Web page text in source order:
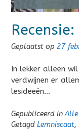
Geplaatst op 27
In lekker alleen
verdwijnen er
lesideeën…
Gepubliceerd in
Getagd Lemniscaat,